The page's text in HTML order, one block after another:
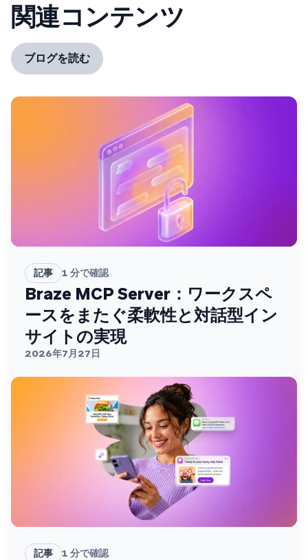
関連コンテンツ
ブログを読む
記事 1 分で確認
Braze MCP Server：ワークスペ
ースをまたぐ柔軟性と対話型イン
サイトの実現
2026年7月27日
記事 1 分で確認